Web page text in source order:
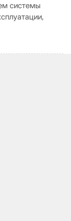
системы